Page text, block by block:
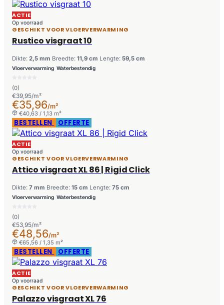
ACTIE
Op voorraad
GESCHIKT VOOR VLOERVERWARMING
Rustico visgraat 10
Dikte: 2,5 mm Breedte: 11,9 cm Lengte: 59,5 cm
Vloerverwarming Waterbestendig
(0)
€39,95/m²
€35,96/m²
€40,63 / 1,13 m²
BESTELLEN OFFERTE
ACTIE
Op voorraad
GESCHIKT VOOR VLOERVERWARMING
Attico visgraat XL 86 | Rigid Click
Dikte: 7 mm Breedte: 15 cm Lengte: 75 cm
Vloerverwarming Waterbestendig
(0)
€53,95/m²
€48,56/m²
€65,56 / 1,35 m²
BESTELLEN OFFERTE
ACTIE
Op voorraad
GESCHIKT VOOR VLOERVERWARMING
Palazzo visgraat XL 76